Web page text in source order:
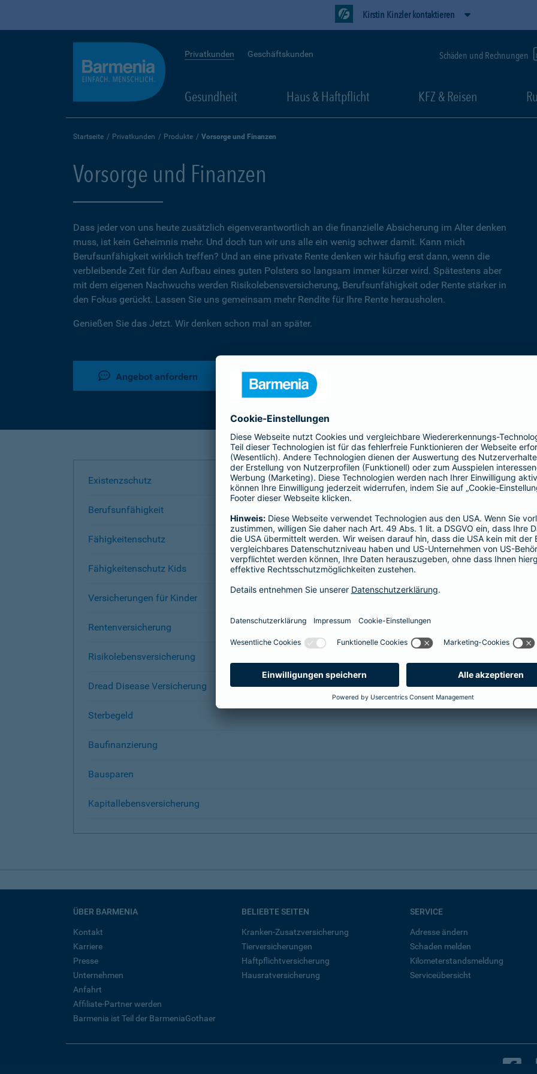
Kirstin Kinzler kontaktieren
Privatkunden Geschäftskunden Schäden und Rechnungen
Gesundheit Haus & Haftpflicht KFZ & Reisen
Startseite Privatkunden Produkte Vorsorge und Finanzen
Vorsorge und Finanzen
Dass jeder von uns heute zusätzlich eigenverantwortlich an die finanzielle Absicherung im Alter denken
muss, ist kein Geheimnis mehr. Und doch tun wir uns alle ein wenig schwer damit. Kann mich
Berufsunfähigkeit wirklich treffen? Und an eine private Rente denken wir häufig erst dann, wenn die
verbleibende Zeit für den Aufbau eines guten Polsters so langsam immer kürzer wird. Spätestens aber
mit dem eigenen Nachwuchs werden Risikolebensversicherung, Berufsunfähigkeit oder Rente stärker in
den Fokus gerückt. Lassen Sie uns gemeinsam mehr Rendite für Ihre Rente herausholen.
Genießen Sie das Jetzt. Wir denken schon mal an später.
Angebot anfordern
Existenzschutz
Berufsunfähigkeit
Fähigkeitenschutz
Fähigkeitenschutz Kids
Versicherungen für Kinder
Rentenversicherung
Risikolebensversicherung
Dread Disease Versicherung
Sterbegeld
Baufinanzierung
Bausparen
Kapitallebensversicherung
ÜBER BARMENIA
Kontakt
Karriere
Presse
Unternehmen
Anfahrt
Affiliate-Partner werden
Barmenia ist Teil der BarmeniaGothaer
BELIEBTE SEITEN
Kranken-Zusatzversicherung
Tierversicherungen
Haftpflichtversicherung
Hausratversicherung
SERVICE
Adresse ändern
Schaden melden
Kilometerstandsmeldung
Serviceübersicht